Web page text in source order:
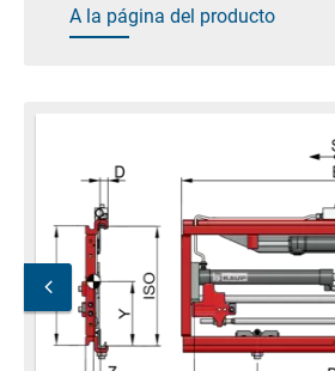
A la página del producto